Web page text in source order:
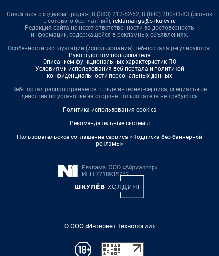
Связаться с отделом продаж: 8 (383) 212-52-52, 8 (800) 200-03-83 (звонок
с сотового бесплатный), reklamangs@shkulev.ru
Редакция сайта не несет ответственности за достоверность
информации, содержащейся в рекламных объявлениях.
Особенности эксплуатации (использования) веб-портала регулируются:
Руководством пользователя
Описанием функциональных характеристик ПО
Условиями использования веб-портала и политикой
конфиденциальности персональных данных
Веб-портал распространяется в виде интернет-сервиса, специальные
действия по установке на стороне пользователя не требуются
Политика использования cookies
Рекомендательные системы
Пользовательское соглашение сервиса «Подписка без баннерной
рекламы»
© ООО «Интернет Технологии»